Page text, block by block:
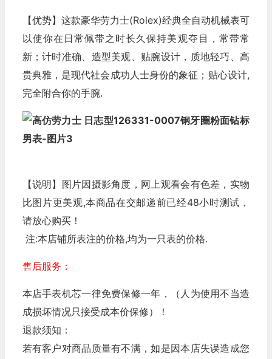
【优势】这款豪华劳力士(Rolex)经典全自动机械表可
以使你在日常佩带之时长久保持美观夺目，常带常
新；计时准确、造型美观、贴腕设计，质地轻巧、高
贵典雅，是现代社会成功人士身份的象征；贴心设计,
完全附合你的手腕.
【说明】图片因摄影角度，网上观看会有色差，实物
比图片更美观,本商品在交邮递前已经48小时测试，
请放心购买！
注:本店铺所表注的价格,均为一只表的价格.
售后服务：
本店手表机芯一律免费保修一年，（人为使用不当造
成损坏情况只接受成本价保修）！
退款须知：
若有客户对商品质量有不满，如是因本店失误造成您